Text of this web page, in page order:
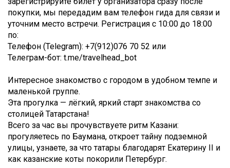
покупки, мы передадим вам телефон гида для связи и
уточним место встречи. Регистрация с 10:00 до 18:00
по:
Телефон (Telegram): +7(912)076 70 52 или
Телеграм-бот: t.me/travelhead_bot
Интересное знакомство с городом в удобном темпе и
маленькой группе.
Эта прогулка — лёгкий, яркий старт знакомства со
столицей Татарстана!
Всего за час вы прочувствуете ритм Казани:
прогуляетесь по Баумана, откроет тайну подземной
улицы, узнаете, за что татары благодарят Екатерину II и
как казанские коты покорили Петербург.